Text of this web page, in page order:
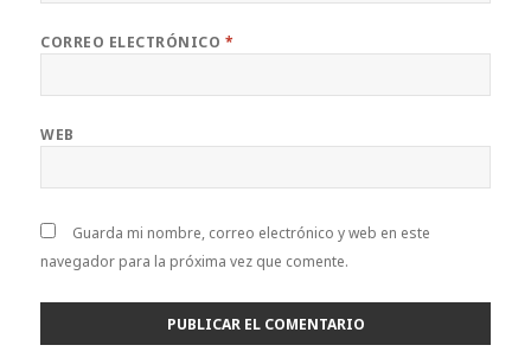
CORREO ELECTRÓNICO *
WEB
Guarda mi nombre, correo electrónico y web en este
navegador para la próxima vez que comente.